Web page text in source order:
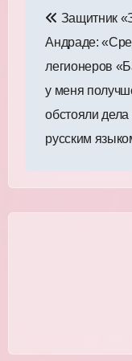
по
записям
Защитник
Андраде:
легионеров
у меня
обстояли дела
русским